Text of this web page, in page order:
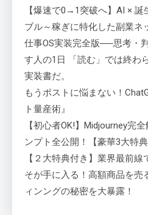
【爆速で0→1突破へ】AI ×
ブル～稼ぎに特化した副業ネ
仕事OS実装完全版──思考・
す人の1日 「読む」では終わ
実装書だ。
もうポストに悩まない！
ト量産術』
【初心者OK!】Midjourney完
ンプト全公開！【豪華3大特典
【２大特典付き】業界最前
そが手に入る！高額商品を売
ィンングの秘密を大暴露！